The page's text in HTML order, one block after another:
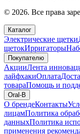
© 2026. Все права
Каталог
Электрические щетки
щетокИрригаторы
Покупателю
АкцииЛента
лайфхакиОплата
товараПомощь и
Oral-B
О брендеКонтакты
лицамПолитика
данныхПолитика
применения